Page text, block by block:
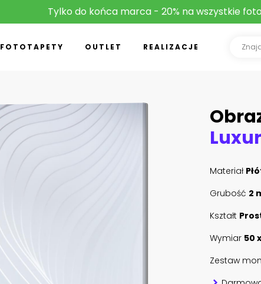
Tylko do końca marca - 20% na wszystkie
FOTOTAPETY OUTLET REALIZACJE
Materiał
Grubość 2
Kształt
Wymiar 50
Zestaw